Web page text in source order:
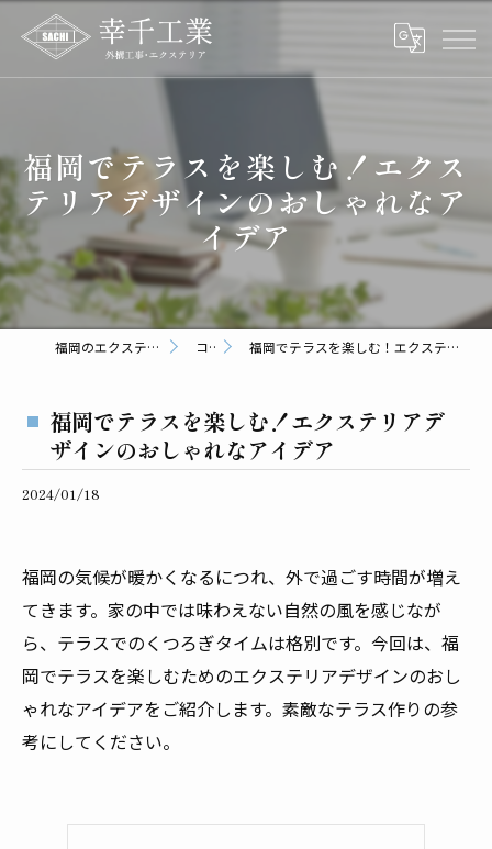
福岡でテラスを楽しむ！エクス
テリアデザインのおしゃれなア
イデア
福岡のエクステリアなら幸千工業 コラム 福岡でテラスを楽しむ！エクステリアデザインのおしゃれなアイデア
福岡でテラスを楽しむ！エクステリアデ
ザインのおしゃれなアイデア
2024/01/18
福岡の気候が暖かくなるにつれ、外で過ごす時間が増え
てきます。家の中では味わえない自然の風を感じなが
ら、テラスでのくつろぎタイムは格別です。今回は、福
岡でテラスを楽しむためのエクステリアデザインのおし
ゃれなアイデアをご紹介します。素敵なテラス作りの参
考にしてください。